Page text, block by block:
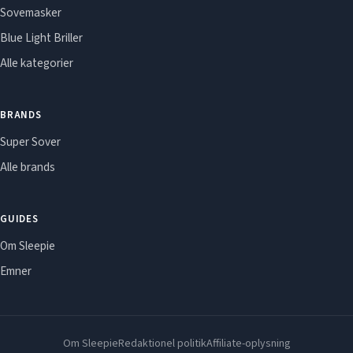
Sovemasker
Blue Light Briller
Alle kategorier
BRANDS
Super Sover
Alle brands
GUIDES
Om Sleepie
Emner
Om SleepieRedaktionel politikAffiliate-oplysning